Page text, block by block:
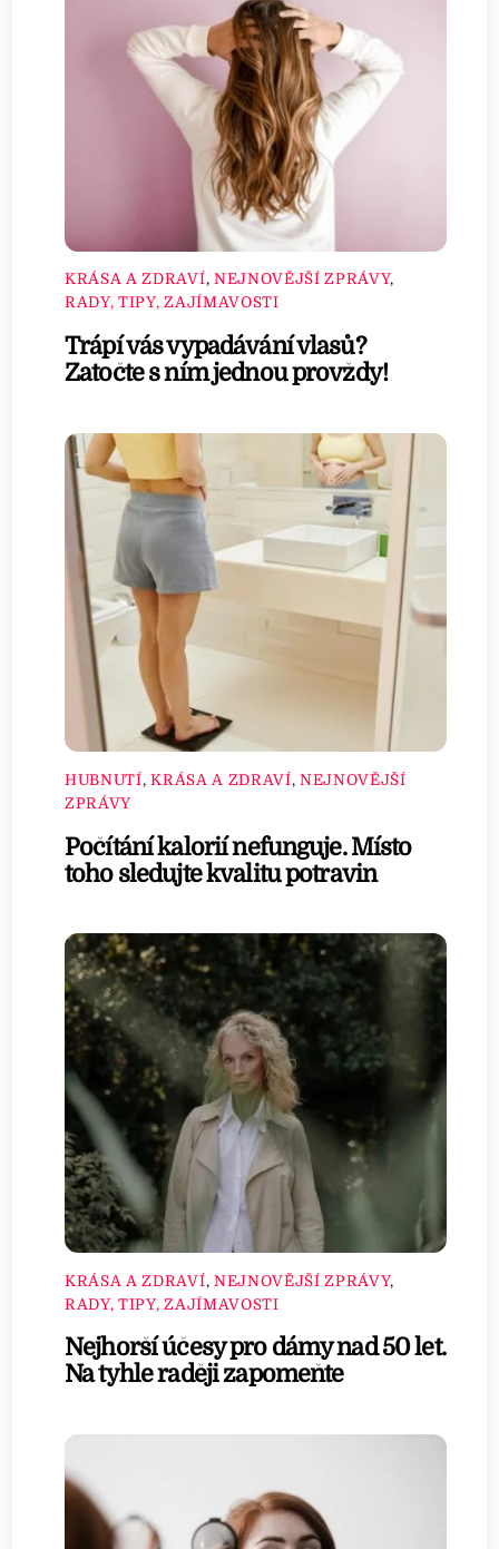
KRÁSA A ZDRAVÍ, NEJNOVĚJŠÍ ZPRÁVY,
RADY, TIPY, ZAJÍMAVOSTI
Trápí vás vypadávání vlasů?
Zatočte s ním jednou provždy!
HUBNUTÍ,KRÁSA A ZDRAVÍ, NEJNOVĚJŠÍ
ZPRÁVY
Počítání kalorií nefunguje. Místo
toho sledujte kvalitu potravin
KRÁSA A ZDRAVÍ, NEJNOVĚJŠÍ ZPRÁVY,
RADY, TIPY, ZAJÍMAVOSTI
Nejhorší účesy pro dámy nad 50 let.
Na tyhle raději zapomeňte